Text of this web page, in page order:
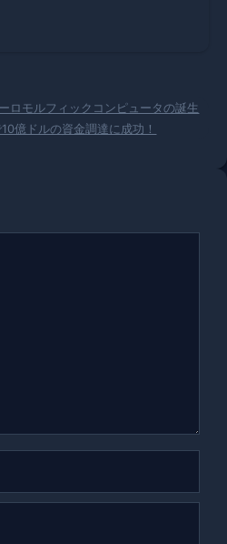
ロモルフィックコンピュータの誕生
億ドルの資金調達に成功！